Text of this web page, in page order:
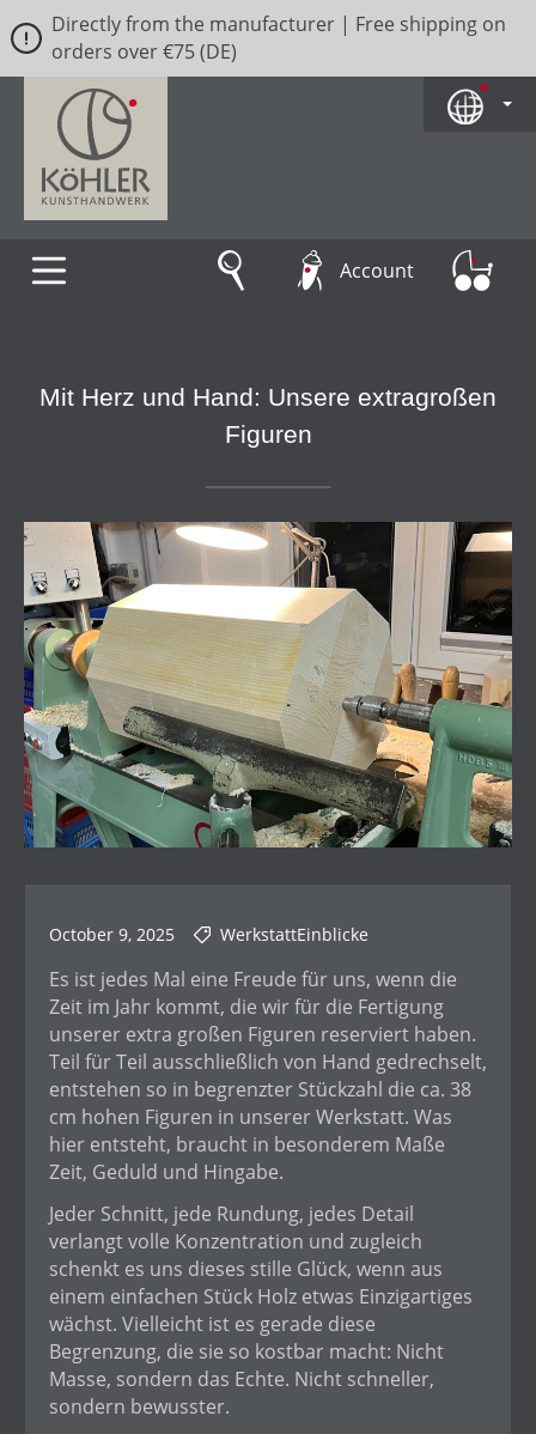
Skip to main content
Directly from the manufacturer | Free shipping on
orders over €75 (DE)
Account
Mit Herz und Hand: Unsere extragroßen
Figuren
October 9, 2025 WerkstattEinblicke
Es ist jedes Mal eine Freude für uns, wenn die
Zeit im Jahr kommt, die wir für die Fertigung
unserer extra großen Figuren reserviert haben.
Teil für Teil ausschließlich von Hand gedrechselt,
entstehen so in begrenzter Stückzahl die ca. 38
cm hohen Figuren in unserer Werkstatt. Was
hier entsteht, braucht in besonderem Maße
Zeit, Geduld und Hingabe.
Jeder Schnitt, jede Rundung, jedes Detail
verlangt volle Konzentration und zugleich
schenkt es uns dieses stille Glück, wenn aus
einem einfachen Stück Holz etwas Einzigartiges
wächst. Vielleicht ist es gerade diese
Begrenzung, die sie so kostbar macht: Nicht
Masse, sondern das Echte. Nicht schneller,
sondern bewusster.